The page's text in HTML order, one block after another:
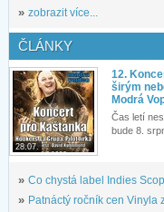
» zobrazit více...
ČLÁNKY
28.07.
12.
širým
Modrá
Čas letí
bude 8.
» Co chystá label Indies
» Patnáctý ročník cen Vinyla